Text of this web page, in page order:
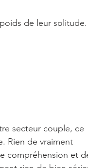
de leur solitude.
secteur couple, ce
Rien de vraiment
compréhension et